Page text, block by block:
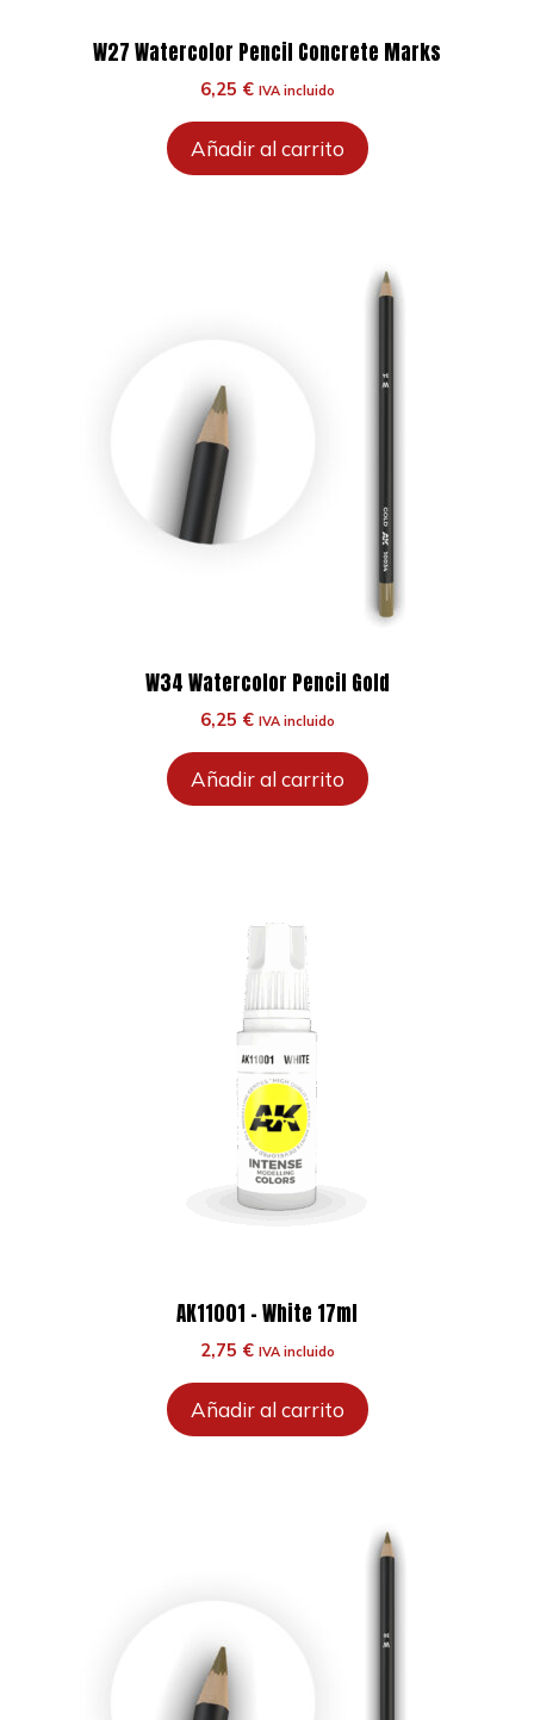
W27 Watercolor Pencil Concrete Marks
6,25 € IVA incluido
Añadir al carrito
W34 Watercolor Pencil Gold
6,25 € IVA incluido
Añadir al carrito
AK11001 – White 17ml
2,75 € IVA incluido
Añadir al carrito